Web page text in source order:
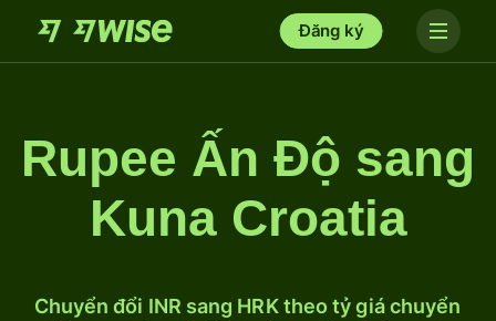
Đăng ký
Rupee Ấn Độ sang
Kuna Croatia
Chuyển đổi INR sang HRK theo tỷ giá chuyển